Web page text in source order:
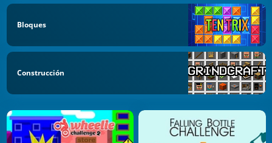
Bloques
Construcción